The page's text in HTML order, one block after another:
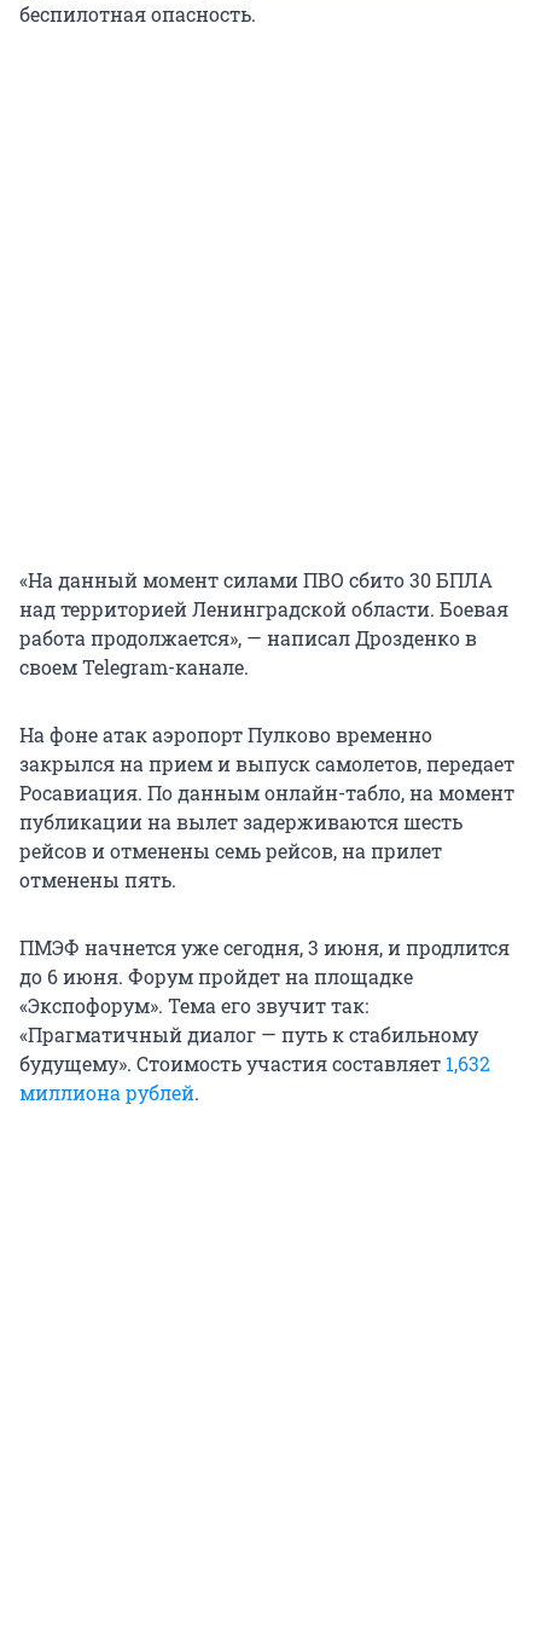
беспилотная опасность.
«На данный момент силами ПВО сбито 30 БПЛА
над территорией Ленинградской области. Боевая
работа продолжается», — написал Дрозденко в
своем Telegram-канале.
На фоне атак аэропорт Пулково временно
закрылся на прием и выпуск самолетов, передает
Росавиация. По данным онлайн-табло, на момент
публикации на вылет задерживаются шесть
рейсов и отменены семь рейсов, на прилет
отменены пять.
ПМЭФ начнется уже сегодня, 3 июня, и продлится
до 6 июня. Форум пройдет на площадке
«Экспофорум». Тема его звучит так:
«Прагматичный диалог — путь к стабильному
будущему». Стоимость участия составляет 1,632
миллиона рублей.